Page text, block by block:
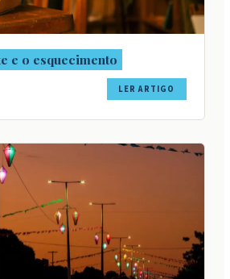
e o esquecimento
LER ARTIGO